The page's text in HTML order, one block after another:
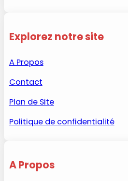
Explorez notre site
A Propos
Contact
Plan de Site
Politique de confidentialité
A Propos